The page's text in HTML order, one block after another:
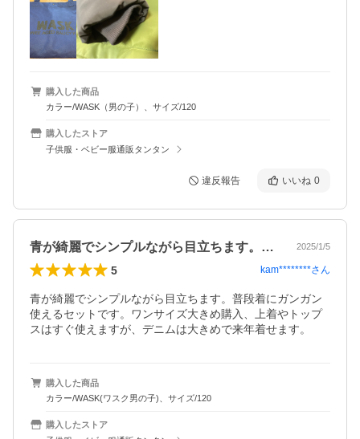
購入した商品
カラー/WASK（男の子）、サイズ/120
購入したストア
子供服・ベビー服通販タンタン
違反報告 いいね 0
青が綺麗でシンプルながら目立ちます。普… 2025/1/5
5 kam********さん
青が綺麗でシンプルながら目立ちます。普段着にガンガン
使えるセットです。ワンサイズ大きめ購入、上着やトップ
スはすぐ使えますが、デニムは大きめで来年着せます。
購入した商品
カラー/WASK(ワスク男の子)、サイズ/120
購入したストア